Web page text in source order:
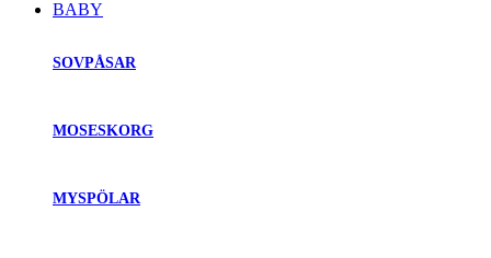
BABY
SOVPÅSAR
MOSESKORG
MYSPÖLAR